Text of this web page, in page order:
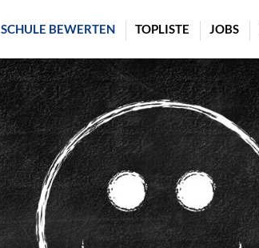
SCHULE BEWERTEN TOPLISTE JOBS